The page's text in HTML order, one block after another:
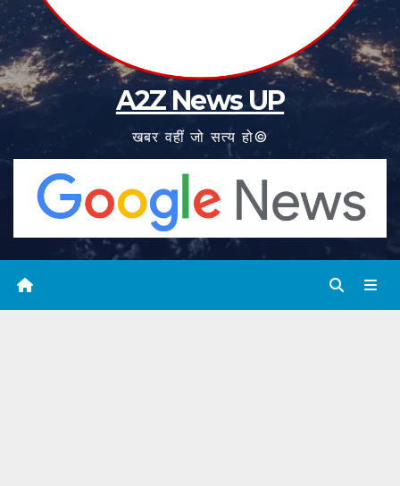
A2Z News UP
खबर वहीं जो सत्य हो©